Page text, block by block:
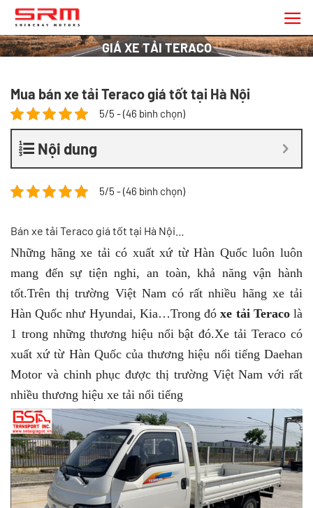
Chuyển
đến
nội
dung
GIÁ XE TẢI TERACO
Mua bán xe tải Teraco giá tốt tại Hà Nội
5/5 - (46 bình chọn)
Nội dung
5/5 - (46 bình chọn)
Bán xe tải Teraco giá tốt tại Hà Nội…
Những hãng xe tải có xuất xứ từ Hàn Quốc luôn luôn
mang đến sự tiện nghi, an toàn, khả năng vận hành
tốt.Trên thị trường Việt Nam có rất nhiều hãng xe tải
Hàn Quốc như Hyundai, Kia…Trong đóxe tải Teracolà
1 trong những thương hiệu nổi bật đó.Xe tải Teraco có
xuất xứ từ Hàn Quốc của thương hiệu nổi tiếng Daehan
Motor và chinh phục được thị trường Việt Nam với rất
nhiều thương hiệu xe tải nổi tiếng